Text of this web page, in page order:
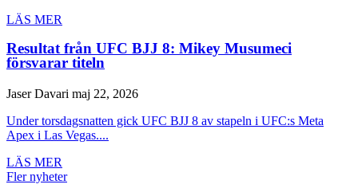
LÄS MER
Resultat från UFC BJJ 8: Mikey Musumeci
försvarar titeln
Jaser Davari maj 22, 2026
Under torsdagsnatten gick UFC BJJ 8 av stapeln i UFC:s Meta
Apex i Las Vegas....
LÄS MER
Fler nyheter